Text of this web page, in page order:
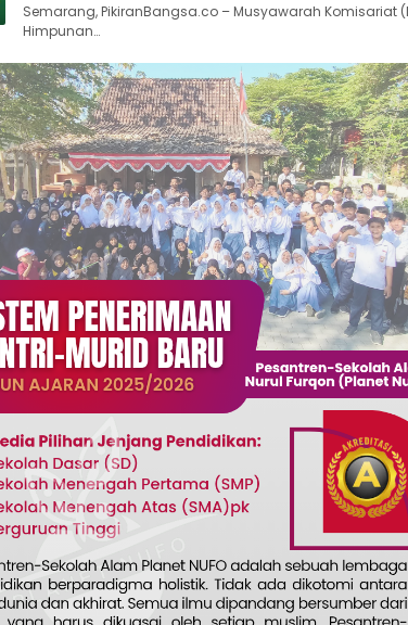
Semarang, PikiranBangsa.co – Musyawarah Komisariat
Himpunan…